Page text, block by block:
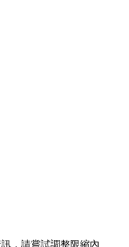
，請嘗試調整限縮內